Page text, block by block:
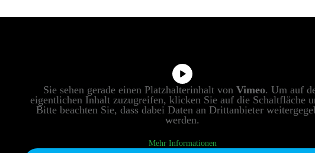
Sie sehen gerade einen Platzhalterinhalt von Vimeo. Um auf
eigentlichen Inhalt zuzugreifen, klicken Sie auf die Schaltfläche
Bitte beachten Sie, dass dabei Daten an Drittanbieter
werden.
Mehr Informationen